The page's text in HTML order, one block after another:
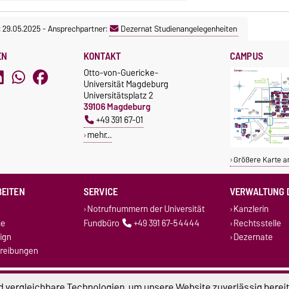
-Ansprechpartner: Dezernat Studienangelegenheiten
KONTAKT
Otto-von-Guericke-
Universität Magdeburg
Universitätsplatz 2
39106 Magdeburg
+49 391 67-01
mehr…
CAMPUS
Größere Karte
SERVICE
Notrufnummern der Universität
Fundbüro
+49 391 67-54444
VERWALTUNG
Kanzlerin
Rechtsstelle
Dezernate